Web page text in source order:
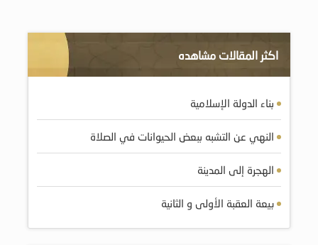
اكثر المقالات مشاهده
بناء الدولة الإسلامية
النهي عن التشبه ببعض الحيوانات في الصلاة
الهجرة إلى المدينة
بيعة العقبة الأولى و الثانية